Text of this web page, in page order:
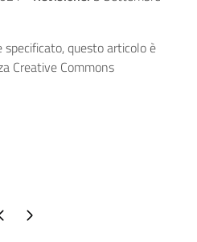
questo articolo è
Creative Commons
successiva